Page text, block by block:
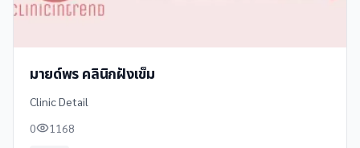
มายด์พร คลินิกฝังเข็ม
Clinic Detail
0
1168